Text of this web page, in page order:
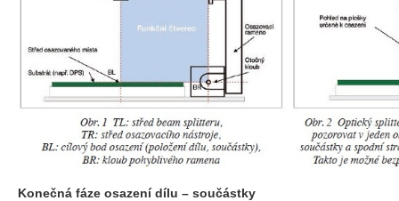
Konečná fáze osazení dílu – součástky